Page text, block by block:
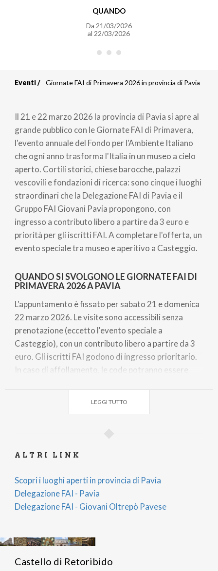
QUANDO
Da 21/03/2026
al 22/03/2026
di
pane
Eventi Giornate FAI di Primavera 2026 in provincia di Pavia
Il 21 e 22 marzo 2026 la provincia di Pavia si apre al
grande pubblico con le Giornate FAI di Primavera,
l'evento annuale del Fondo per l'Ambiente Italiano
che ogni anno trasforma l'Italia in un museo a cielo
aperto. Cortili storici, chiese barocche, palazzi
vescovili e fondazioni di ricerca: sono cinque i luoghi
straordinari che la Delegazione FAI di Pavia e il
Gruppo FAI Giovani Pavia propongono, con
ingresso a contributo libero a partire da 3 euro e
priorità per gli iscritti FAI. A completare l'offerta, un
evento speciale tra museo e aperitivo a Casteggio.
QUANDO SI SVOLGONO LE GIORNATE FAI DI
PRIMAVERA 2026 A PAVIA
L'appuntamento è fissato per sabato 21 e domenica
22 marzo 2026. Le visite sono accessibili senza
prenotazione (eccetto l'evento speciale a
Casteggio), con un contributo libero a partire da 3
euro. Gli iscritti FAI godono di ingresso prioritario.
In caso di affollamento, le code potranno essere
La Delegazione FAI Pavia e il Gruppo FAI Giovani
abbracciano storia medievale, arte barocca,
architettura razionalista e innovazione scientifica.
Ecco il programma nel dettaglio.
Piazza Vittorio Veneto, Belgioioso (PV)
Il castello di Belgioioso è uno dei complessi viscontei
LEGGI TUTTO
ALTRI LINK
Scopri i luoghi aperti in provincia di Pavia
Delegazione FAI - Pavia
Delegazione FAI - Giovani Oltrepò Pavese
Castello di Retoribido